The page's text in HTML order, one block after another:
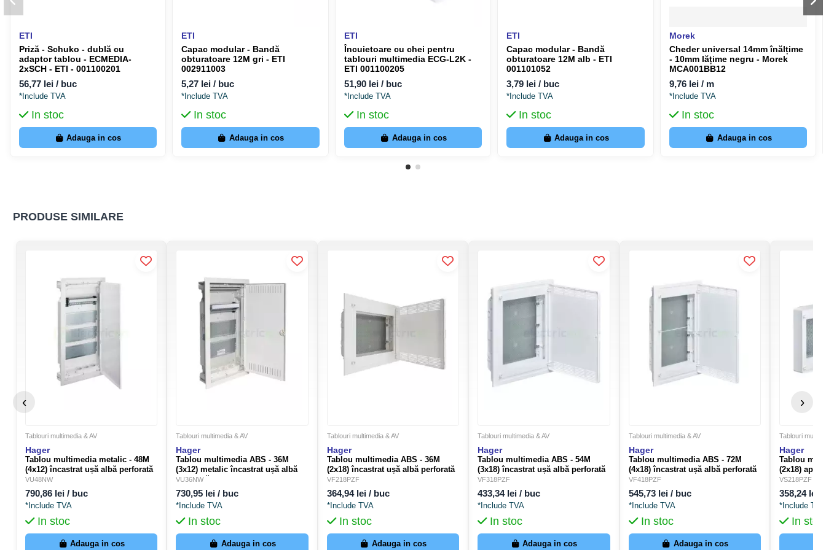
ETI
Priză - Schuko - dublă cu
adaptor tablou - ECMEDIA-
2xSCH - ETI - 001100201
56,77 lei / buc
*Include TVA
In stoc
Adauga in cos
ETI
Capac modular - Bandă
obturatoare 12M gri - ETI
002911003
5,27 lei / buc
*Include TVA
In stoc
Adauga in cos
ETI
Încuietoare cu chei pentru
tablouri multimedia ECG-L2K -
ETI 001100205
51,90 lei / buc
*Include TVA
In stoc
Adauga in cos
ETI
Capac modular - Bandă
obturatoare 12M alb - ETI
001101052
3,79 lei / buc
*Include TVA
In stoc
Adauga in cos
Morek
Cheder universal 14mm înălțime
- 10mm lățime negru - Morek
MCA001BB12
9,76 lei / m
*Include TVA
In stoc
Adauga in cos
PRODUSE SIMILARE
‹
Tablouri multimedia & AV
Hager
Tablou multimedia metalic - 48M
(4x12) încastrat ușă albă perforată
Volta Hager VU48NW
VU48NW
790,86 lei / buc
*Include TVA
In stoc
Adauga in cos
Tablouri multimedia & AV
Hager
Tablou multimedia ABS - 36M
(3x12) metalic încastrat ușă albă
perforată Volta Hager VU36NW
VU36NW
730,95 lei / buc
*Include TVA
In stoc
Adauga in cos
Tablouri multimedia & AV
Hager
Tablou multimedia ABS - 36M
(2x18) încastrat ușă albă perforată
Golf Hager VF218PZF
VF218PZF
364,94 lei / buc
*Include TVA
In stoc
Adauga in cos
Tablouri multimedia & AV
Hager
Tablou multimedia ABS - 54M
(3x18) încastrat ușă albă perforată
Golf Hager VF318PZF
VF318PZF
433,34 lei / buc
*Include TVA
In stoc
Adauga in cos
Tablouri multimedia & AV
Hager
Tablou multimedia ABS - 72M
(4x18) încastrat ușă albă perforată
Golf Hager VF418PZF
VF418PZF
545,73 lei / buc
*Include TVA
In stoc
Adauga in cos
Tablouri
Hager
Tablou
(2x18)
Golf Hager
VS218PZF
358,24 lei
*Include TVA
In stoc
›